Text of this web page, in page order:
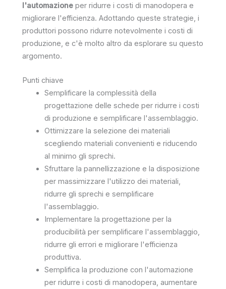
l'automazione per ridurre i costi di manodopera e
migliorare l'efficienza. Adottando queste strategie, i
produttori possono ridurre notevolmente i costi di
produzione, e c'è molto altro da esplorare su questo
argomento.
Punti chiave
Semplificare la complessità della
progettazione delle schede per ridurre i costi
di produzione e semplificare l'assemblaggio.
Ottimizzare la selezione dei materiali
scegliendo materiali convenienti e riducendo
al minimo gli sprechi.
Sfruttare la pannellizzazione e la disposizione
per massimizzare l'utilizzo dei materiali,
ridurre gli sprechi e semplificare
l'assemblaggio.
Implementare la progettazione per la
producibilità per semplificare l'assemblaggio,
ridurre gli errori e migliorare l'efficienza
produttiva.
Semplifica la produzione con l'automazione
per ridurre i costi di manodopera, aumentare